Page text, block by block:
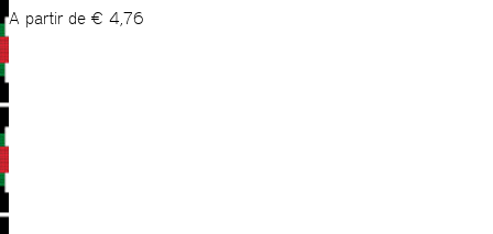
A partir de € 4,76